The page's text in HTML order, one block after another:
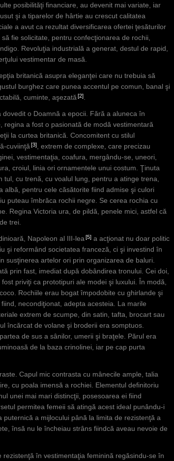
posibilităţi financiare, au devenit mai variate, iar
şi a tiparelor de hârtie au crescut calitatea
a avut ca rezultat diversificarea ofertei ţesăturilor
fie solicitate, pentru confecţionarea de rochii,
Revoluţia industrială a generat, destul de rapid,
vestimentar de masă.
britanică asupra eleganţei care nu trebuia să
burghez care punea accentul pe comun, banal şi
cuminte, aşezată 2
o Doamnă a epocii. Fără a aluneca în
a fost o pasionată de modă vestimentară
la curtea britanică. Concomitent cu stilul
cuviinţă 3
, extrem de complexe, care precizau
vestimentaţia, coafura, mergându-se, uneori,
croiul, linia ori ornamentele unui costum. Ţinuta
tul, cu trenă, cu voalul lung, pentru a atinge trena,
pentru cele căsătorite fiind admise şi culori
puteau îmbrăca rochii negre. Se cerea rochia cu
Regina Victoria ura, de pildă, penele mici, astfel că
trei.
Napoleon al III-lea 5 a acţionat nu doar politic
şi reformând societatea franceză, ci şi investind în
susţinerea artelor ori prin organizarea de baluri.
prin fast, imediat după dobândirea tronului. Cei doi,
fost priviţi ca prototipuri ale modei şi luxului. În modă,
Rochiile erau bogat împodobite cu ghirlande şi
necondiţionat, adepta acesteia. La marile
extrem de scumpe, din satin, tafta, brocart sau
încărcat de volane şi broderii era somptuos.
de sus a sânilor, umerii şi braţele. Părul era
de la baza crinolinei, iar pe cap purta
Capul mic contrasta cu mânecile ample, talia
cu poala imensă a rochiei. Elementul definitoriu
unei mai mari distincţii, posesoarea ei fiind
permitea femeii să atingă acest ideal punându-i
puternică a mijlocului până la limita de rezistenţă a
însă nu le încheiau strâns fiindcă aveau nevoie de
în vestimentaţia feminină regăsindu-se în